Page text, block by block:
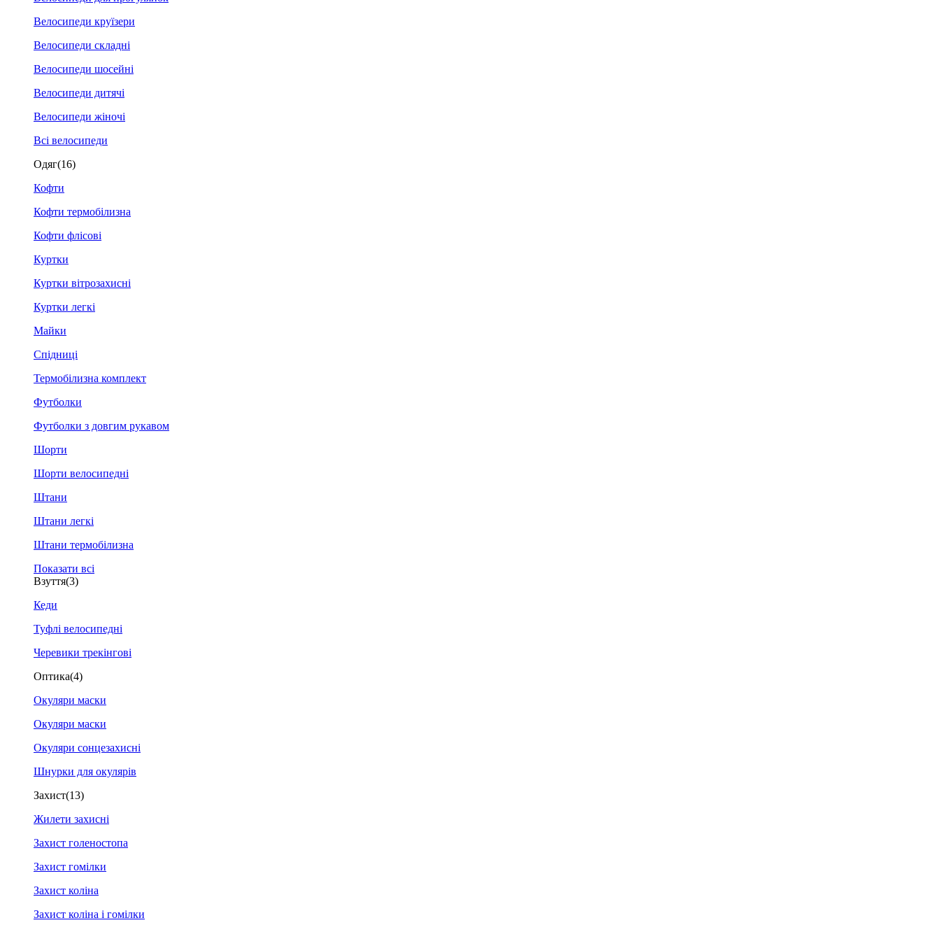
Велосипеди круїзери
Велосипеди складні
Велосипеди шосейні
Велосипеди дитячі
Велосипеди жіночі
Всі велосипеди
Одяг(16)
Кофти
Кофти термобілизна
Кофти флісові
Куртки
Куртки вітрозахисні
Куртки легкі
Майки
Спідниці
Термобілизна комплект
Футболки
Футболки з довгим рукавом
Шорти
Шорти велосипедні
Штани
Штани легкі
Штани термобілизна
Показати всі
Взуття(3)
Кеди
Туфлі велосипедні
Черевики трекінгові
Оптика(4)
Окуляри маски
Окуляри маски
Окуляри сонцезахисні
Шнурки для окулярів
Захист(13)
Жилети захисні
Захист голеностопа
Захист гомілки
Захист коліна
Захист коліна і гомілки